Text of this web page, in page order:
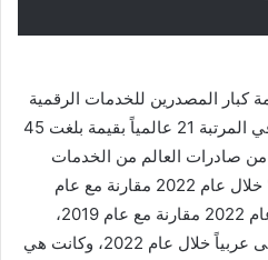
كبار المصدرين للخدمات الرقمية
عالمياً خلال 2022، حيث حلت في المرتبة 21 عالمياً بقيمة بلغت 45
دولار وبنسبة مساهمة 1% من صادرات العالم من الخدمات
الرقمية محققة نمواً بنسبة 16% خلال عام 2022 مقارنة مع عام
2021، ونمواً بنسبة 55% خلال عام 2022 مقارنة مع عام 2019،
وحلت الإمارات في المرتبة الأولى عربياً خلال عام 2022، وكانت هي